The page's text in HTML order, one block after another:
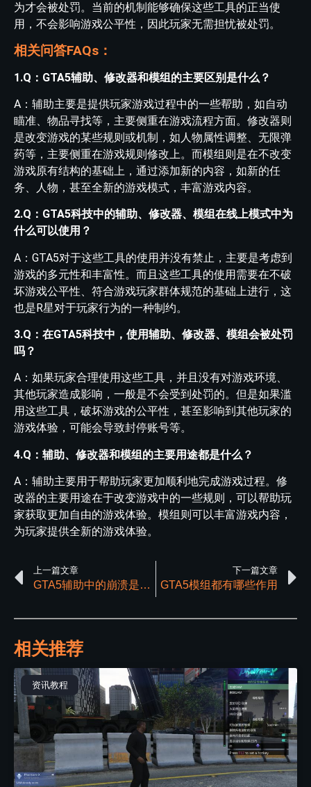
为才会被处罚。当前的机制能够确保这些工具的正当使
用，不会影响游戏公平性，因此玩家无需担忧被处罚。
相关问答FAQs：
1.Q：GTA5辅助、修改器和模组的主要区别是什么？
A：辅助主要是提供玩家游戏过程中的一些帮助，如自动
瞄准、物品寻找等，主要侧重在游戏流程方面。修改器则
是改变游戏的某些规则或机制，如人物属性调整、无限弹
药等，主要侧重在游戏规则修改上。而模组则是在不改变
游戏原有结构的基础上，通过添加新的内容，如新的任
务、人物，甚至全新的游戏模式，丰富游戏内容。
2.Q：GTA5科技中的辅助、修改器、模组在线上模式中为
什么可以使用？
A：GTA5对于这些工具的使用并没有禁止，主要是考虑到
游戏的多元性和丰富性。而且这些工具的使用需要在不破
坏游戏公平性、符合游戏玩家群体规范的基础上进行，这
也是R星对于玩家行为的一种制约。
3.Q：在GTA5科技中，使用辅助、修改器、模组会被处罚
吗？
A：如果玩家合理使用这些工具，并且没有对游戏环境、
其他玩家造成影响，一般是不会受到处罚的。但是如果滥
用这些工具，破坏游戏的公平性，甚至影响到其他玩家的
游戏体验，可能会导致封停账号等。
4.Q：辅助、修改器和模组的主要用途都是什么？
A：辅助主要用于帮助玩家更加顺利地完成游戏过程。修
改器的主要用途在于改变游戏中的一些规则，可以帮助玩
家获取更加自由的游戏体验。模组则可以丰富游戏内容，
为玩家提供全新的游戏体验。
上一篇文章
GTA5辅助中的崩溃是如何实现的
下一篇文章
GTA5模组都有哪些作用
相关推荐
资讯教程